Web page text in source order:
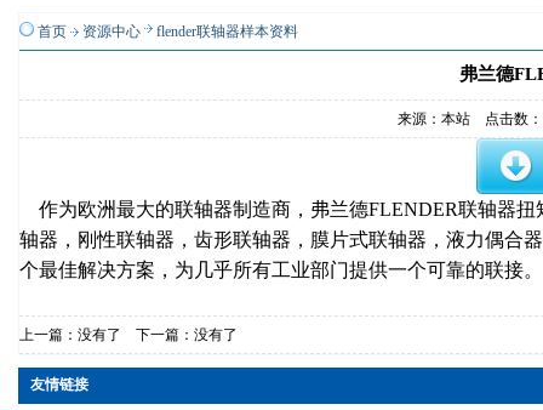
首页 资源中心 flender联轴器样本资料
弗兰德
来源：本站 点击数：
作为欧洲最大的联轴器制造商，弗兰德FLENDER联轴器扭
轴器，刚性联轴器，齿形联轴器，膜片式联轴器，液力偶合
个最佳解决方案，为几乎所有工业部门提供一个可靠的联接。
上一篇：没有了 下一篇：没有了
友情链接